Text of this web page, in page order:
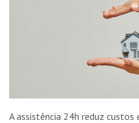
A assistência 24h reduz